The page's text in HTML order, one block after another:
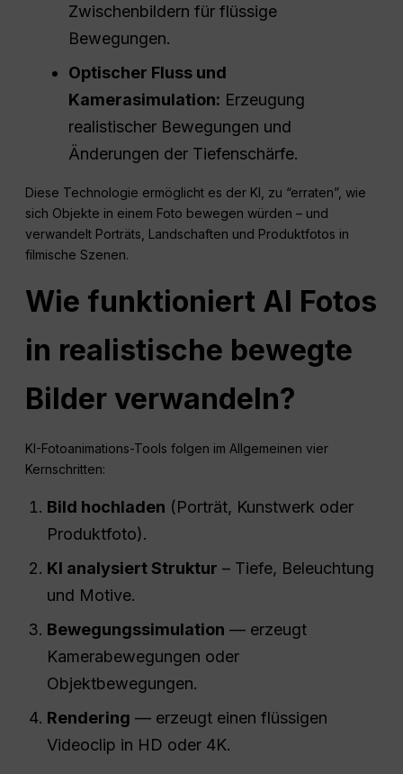
Zwischenbildern für flüssige
Bewegungen.
Optischer Fluss und
Kamerasimulation: Erzeugung
realistischer Bewegungen und
Änderungen der Tiefenschärfe.
Diese Technologie ermöglicht es der KI, zu “erraten”, wie
sich Objekte in einem Foto bewegen würden – und
verwandelt Porträts, Landschaften und Produktfotos in
filmische Szenen.
Wie funktioniert AI Fotos
in realistische bewegte
Bilder verwandeln?
KI-Fotoanimations-Tools folgen im Allgemeinen vier
Kernschritten:
Bild hochladen (Porträt, Kunstwerk oder
Produktfoto).
KI analysiert Struktur – Tiefe, Beleuchtung
und Motive.
Bewegungssimulation — erzeugt
Kamerabewegungen oder
Objektbewegungen.
Rendering — erzeugt einen flüssigen
Videoclip in HD oder 4K.